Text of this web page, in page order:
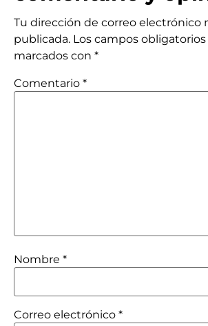
Tu dirección de correo electrónico
publicada. Los campos
marcados con *
Comentario *
Nombre *
Correo electrónico *